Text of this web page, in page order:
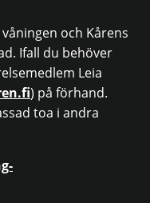
och Kårens
Ifall du behöver
Leia
) på förhand.
toa i andra